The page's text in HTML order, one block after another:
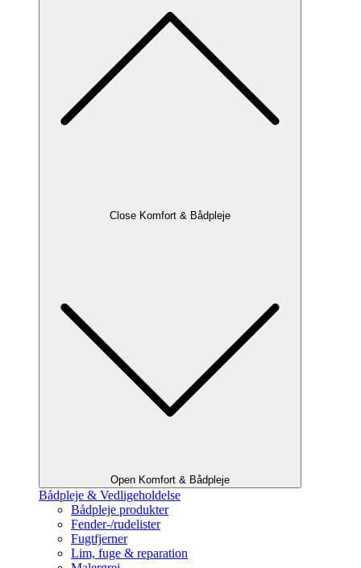
Close Komfort & Bådpleje
Open Komfort & Bådpleje
Bådpleje & Vedligeholdelse
Bådpleje produkter
Fender-/rudelister
Fugtfjerner
Lim, fuge & reparation